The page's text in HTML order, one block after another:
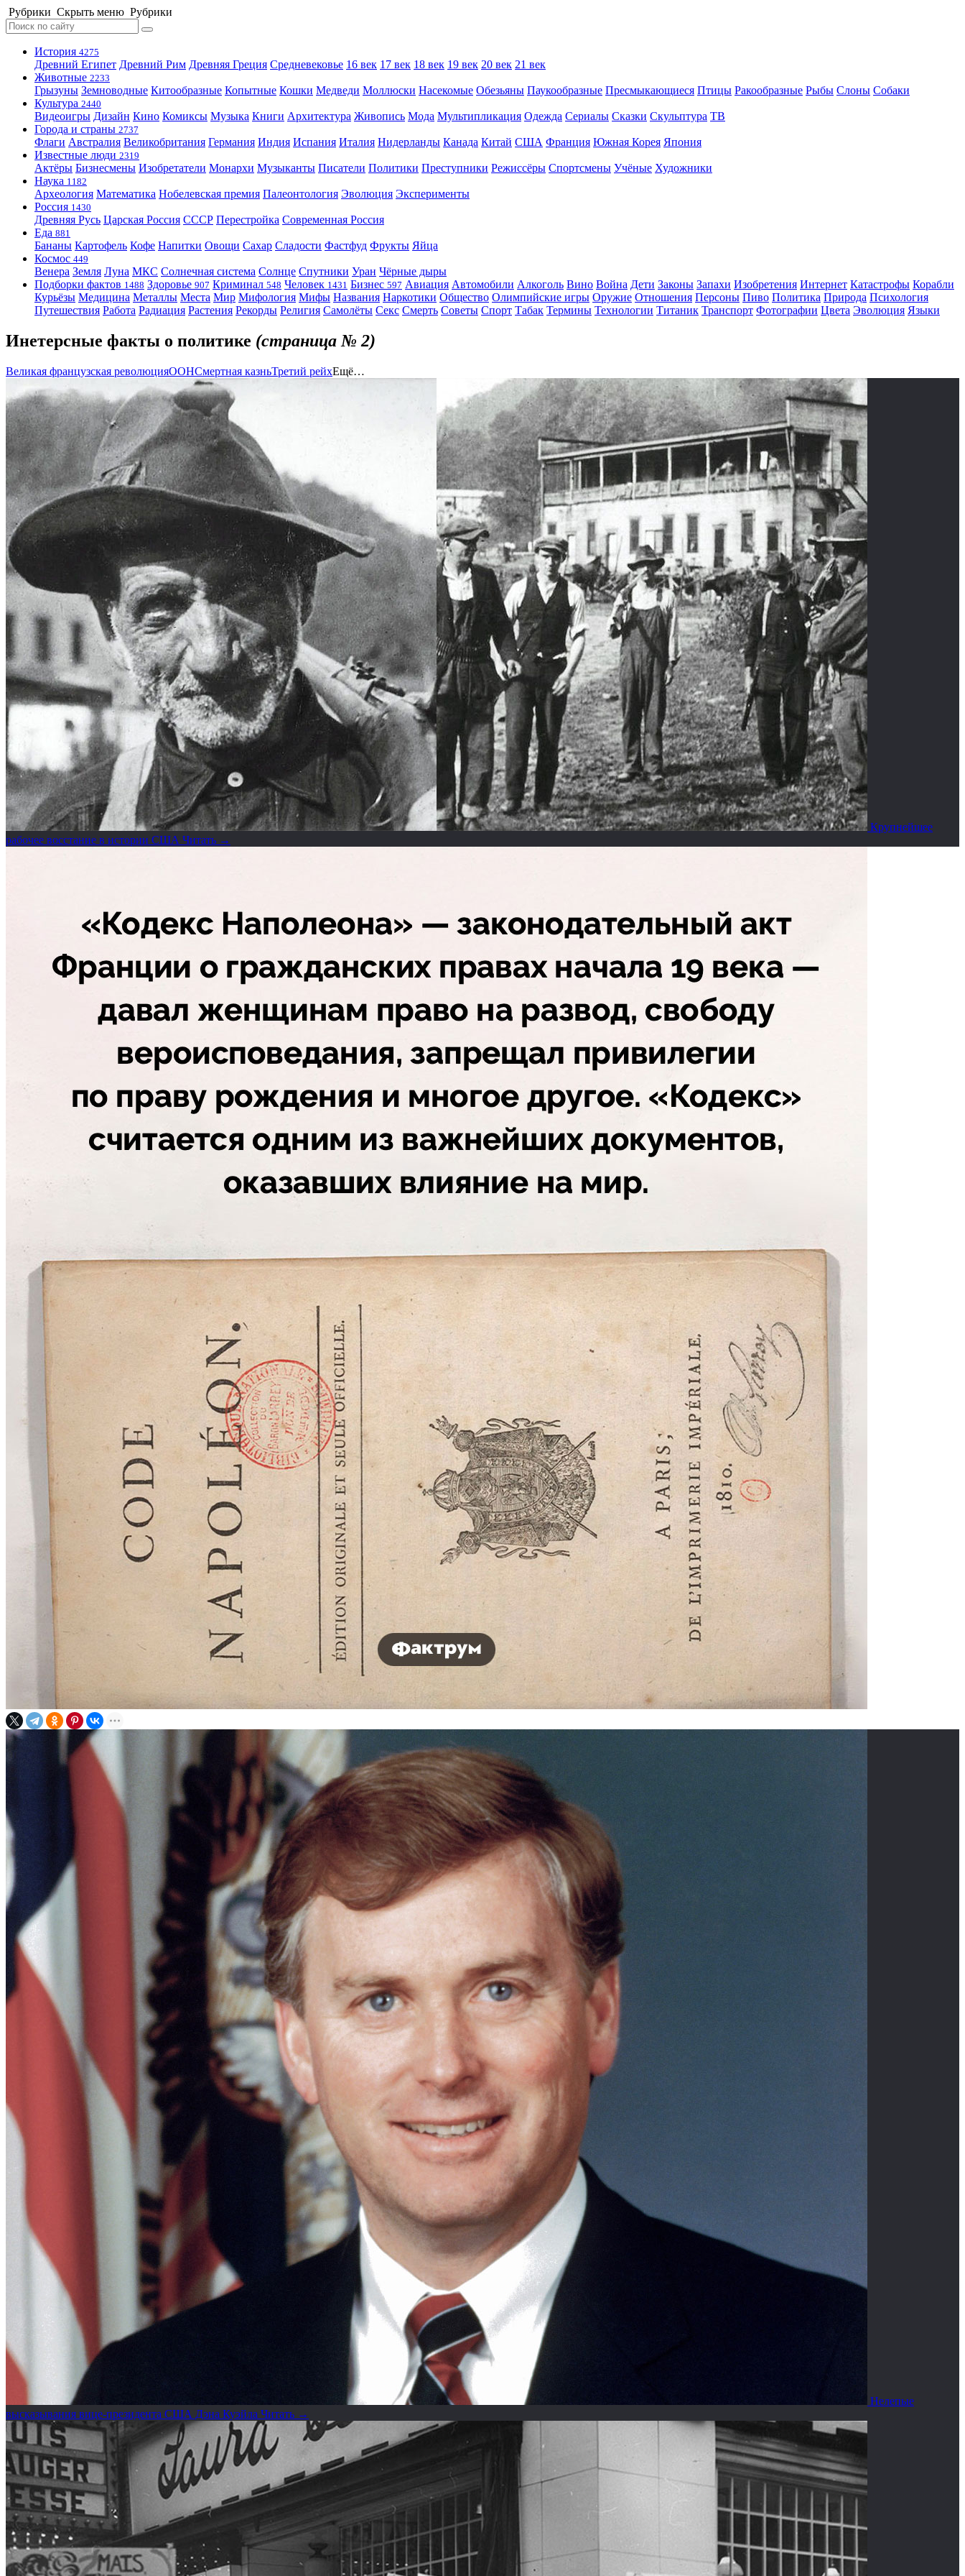
Рубрики Скрыть меню Рубрики
История 4275
Древний Египет Древний Рим Древняя Греция Средневековье 16 век 17 век 18 век 19 век 20 век 21 век
Животные 2233
Грызуны Земноводные Китообразные Копытные Кошки Медведи Моллюски Насекомые Обезьяны Паукообразные Пресмыкающиеся Птицы Ракообразные Рыбы Слоны Собаки
Культура 2440
Видеоигры Дизайн Кино Комиксы Музыка Книги Архитектура Живопись Мода Мультипликация Одежда Сериалы Сказки Скульптура ТВ
Города и страны 2737
Флаги Австралия Великобритания Германия Индия Испания Италия Нидерланды Канада Китай США Франция Южная Корея Япония
Известные люди 2319
Актёры Бизнесмены Изобретатели Монархи Музыканты Писатели Политики Преступники Режиссёры Спортсмены Учёные Художники
Наука 1182
Археология Математика Нобелевская премия Палеонтология Эволюция Эксперименты
Россия 1430
Древняя Русь Царская Россия СССР Перестройка Современная Россия
Еда 881
Бананы Картофель Кофе Напитки Овощи Сахар Сладости Фастфуд Фрукты Яйца
Космос 449
Венера Земля Луна МКС Солнечная система Солнце Спутники Уран Чёрные дыры
Подборки фактов 1488 Здоровье 907 Криминал 548 Человек 1431 Бизнес 597 Авиация Автомобили Алкоголь Вино Война Дети Законы Запахи Изобретения Интернет Катастрофы Корабли
Курьёзы Медицина Металлы Места Мир Мифология Мифы Названия Наркотики Общество Олимпийские игры Оружие Отношения Персоны Пиво Политика Природа Психология
Путешествия Работа Радиация Растения Рекорды Религия Самолёты Секс Смерть Советы Спорт Табак Термины Технологии Титаник Транспорт Фотографии Цвета Эволюция Языки
Инетерсные факты о политике (страница № 2)
Великая французская революцияООНСмертная казньТретий рейхЕщё…
Крупнейшее
рабочее восстание в истории США Читать →
Нелепые
высказывания вице-президента США Дэна Куэйла Читать →